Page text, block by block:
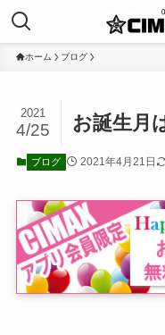
ホーム ブログ
お誕生月
2021
4/25
ブログ 2021年4月21日